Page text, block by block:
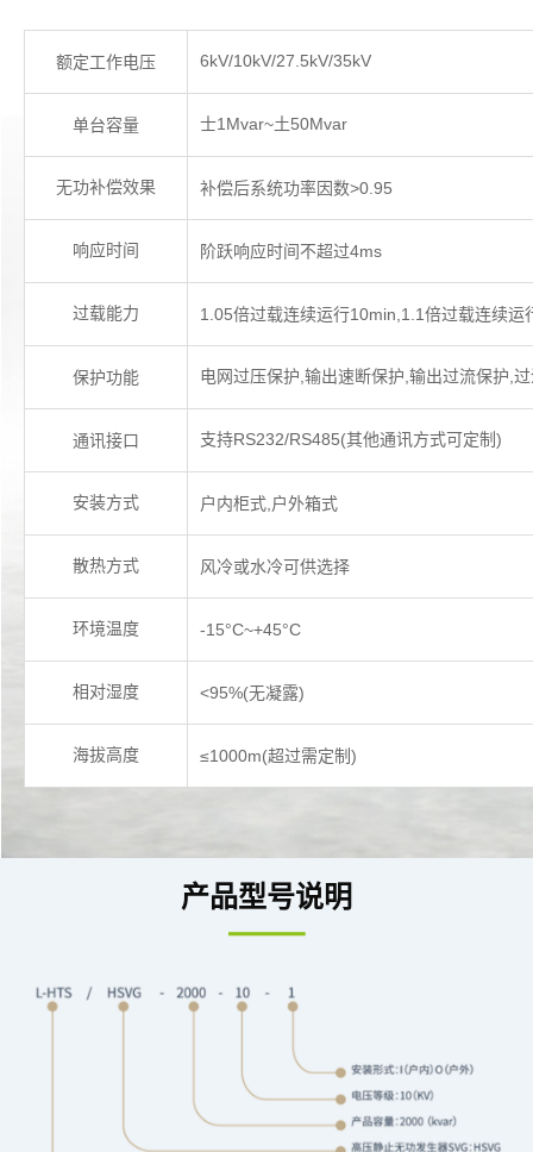
额定工作电压 6kV/10kV/27.5kV/35kV
单台容量 士1Mvar~土50Mvar
无功补偿效果 补偿后系统功率因数>0.95
响应时间 阶跃响应时间不超过4ms
过载能力 1.05倍过载连续运行10min,1.1倍过载连续
保护功能 电网过压保护,输出速断保护,输出过流保护,
通讯接口 支持RS232/RS485(其他通讯方式可定制)
安装方式 户内柜式,户外箱式
散热方式 风冷或水冷可供选择
环境温度 -15°C~+45°C
相对湿度 <95%(无凝露)
海拔高度 ≤1000m(超过需定制)
产品型号说明